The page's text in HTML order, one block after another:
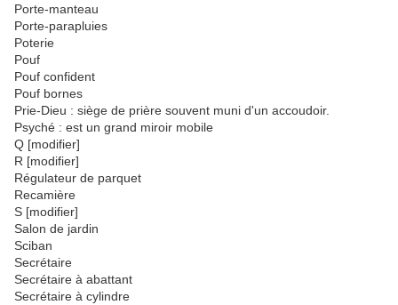
Porte-manteau
Porte-parapluies
Poterie
Pouf
Pouf confident
Pouf bornes
Prie-Dieu : siège de prière souvent muni d'un accoudoir.
Psyché : est un grand miroir mobile
Q [modifier]
R [modifier]
Régulateur de parquet
Recamière
S [modifier]
Salon de jardin
Sciban
Secrétaire
Secrétaire à abattant
Secrétaire à cylindre